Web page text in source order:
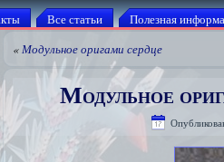
Все статьи Полезная
«Модульное оригами сердце
Модульное